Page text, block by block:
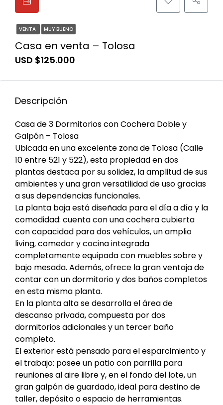
VENTA MUY BUENO
Casa en venta – Tolosa
USD $125.000
Descripción
Casa de 3 Dormitorios con Cochera Doble y
Galpón – Tolosa
Ubicada en una excelente zona de Tolosa (Calle
10 entre 521 y 522), esta propiedad en dos
plantas destaca por su solidez, la amplitud de sus
ambientes y una gran versatilidad de uso gracias
a sus dependencias funcionales.
La planta baja está diseñada para el día a día y la
comodidad: cuenta con una cochera cubierta
con capacidad para dos vehículos, un amplio
living, comedor y cocina integrada
completamente equipada con muebles sobre y
bajo mesada. Además, ofrece la gran ventaja de
contar con un dormitorio y dos baños completos
en esta misma planta.
En la planta alta se desarrolla el área de
descanso privada, compuesta por dos
dormitorios adicionales y un tercer baño
completo.
El exterior está pensado para el esparcimiento y
el trabajo: posee un patio con parrilla para
reuniones al aire libre y, en el fondo del lote, un
gran galpón de guardado, ideal para destino de
taller, depósito o espacio de herramientas.